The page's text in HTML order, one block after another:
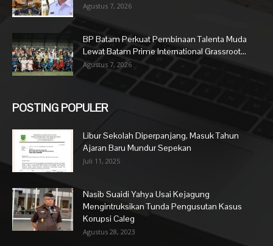
Agustus 7, 2026
BP Batam Perkuat Pembinaan Talenta Muda
Lewat Batam Prime International Grassroot...
Agustus 7, 2026
POSTING POPULER
Libur Sekolah Diperpanjang, Masuk Tahun
Ajaran Baru Mundur Sepekan
Juli 11, 2025
Nasib Suaidi Yahya Usai Kejagung
Mengintruksikan Tunda Pengusutan Kasus
Korupsi Caleg
Agustus 28, 2023